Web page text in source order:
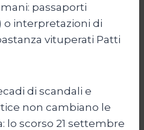
passaporti
o interpretazioni di
vituperati Patti
di scandali e
non cambiano le
lo scorso 21 settembre